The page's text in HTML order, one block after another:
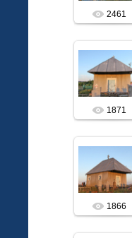
2461
19.06.2019
vitalis
1871
19.06.2019
vitalis
1866